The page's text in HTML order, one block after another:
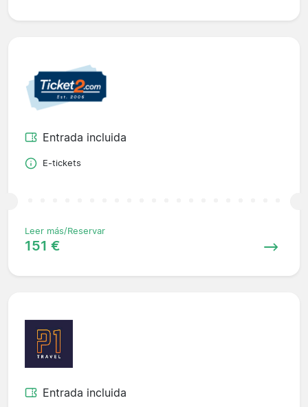
Entrada incluida
E-tickets
Leer más/Reservar
151 €
Entrada incluida